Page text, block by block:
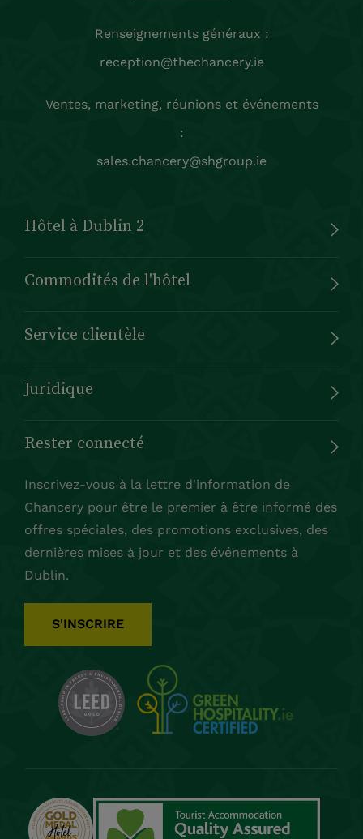
Renseignements généraux :
reception@thechancery.ie
Ventes, marketing, réunions et événements
:
sales.chancery@shgroup.ie
Hôtel à Dublin 2
Commodités de l'hôtel
Service clientèle
Juridique
Rester connecté
Inscrivez-vous à la lettre d'information de
Chancery pour être le premier à être informé des
offres spéciales, des promotions exclusives, des
dernières mises à jour et des événements à
Dublin.
S'INSCRIRE